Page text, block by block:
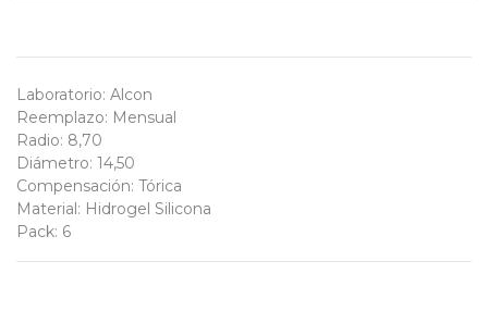
Laboratorio: Alcon
Reemplazo: Mensual
Radio: 8,70
Diámetro: 14,50
Compensación: Tórica
Material : Hidrogel Silicona
Pack: 6